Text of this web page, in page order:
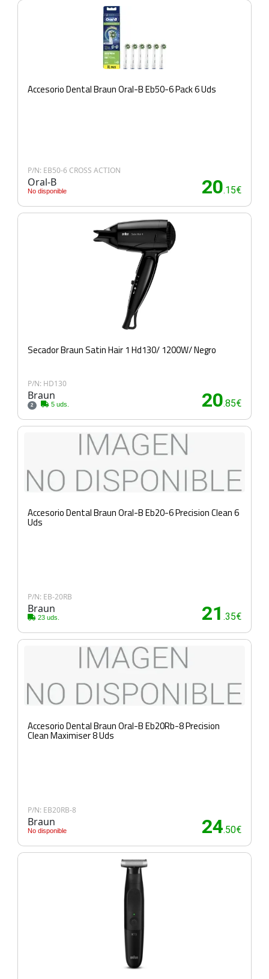
Accesorio Dental Braun Oral-B Eb50-6 Pack 6 Uds
P/N: EB50-6 CROSS ACTION
Oral-B
No disponible 20.15€
Secador Braun Satin Hair 1 Hd130/ 1200W/ Negro
P/N: HD130
Braun
2 5 uds. 20.85€
Accesorio Dental Braun Oral-B Eb20-6 Precision Clean 6
Uds
P/N: EB-20RB
Braun
23 uds. 21 .35€
Accesorio Dental Braun Oral-B Eb20Rb-8 Precision
Clean Maximiser 8 Uds
P/N: EB20RB-8
Braun
No disponible 24.50€